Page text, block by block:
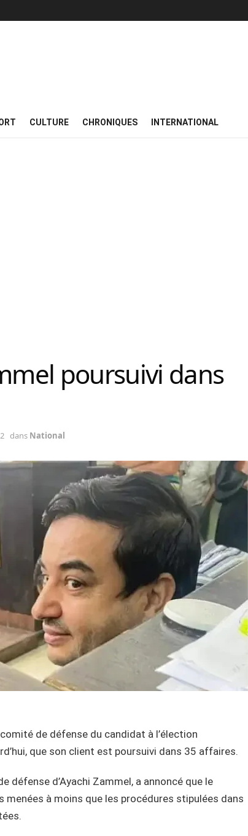
CULTURE CHRONIQUES INTERNATIONAL
poursuivi dans
dans National
de défense du candidat à l’élection
que son client est poursuivi dans 35 affaires.
défense d’Ayachi Zammel, a annoncé que le
à moins que les procédures stipulées dans